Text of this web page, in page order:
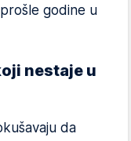
godine u
nestaje u
da